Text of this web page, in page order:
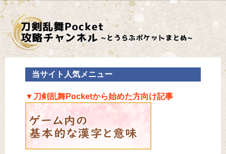
当サイト人気メニュー
▼刀剣乱舞Pocketから始めた方向け記事